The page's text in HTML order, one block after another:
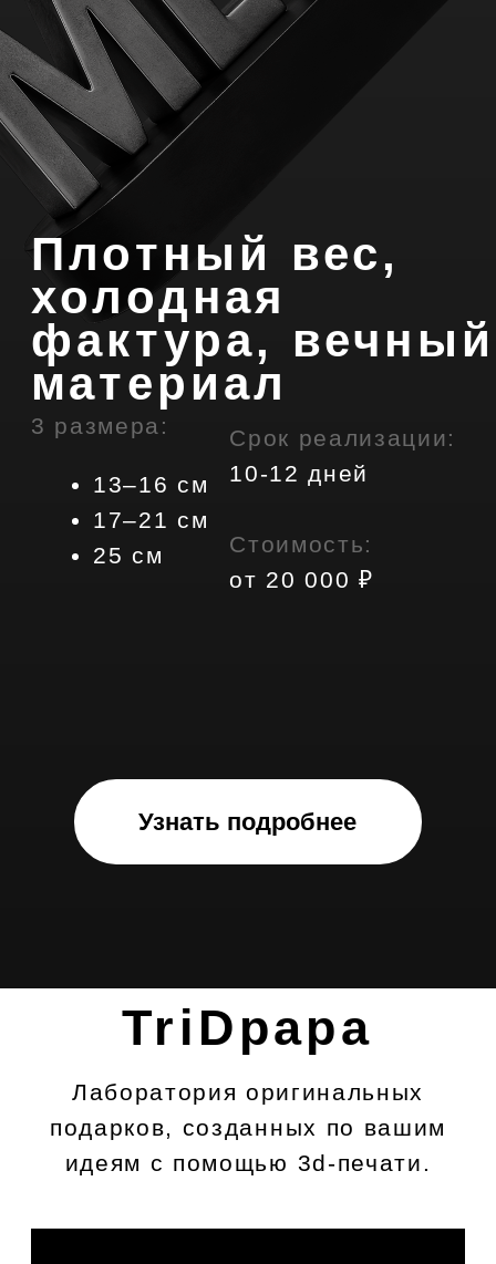
Воплощаем в реальность
ваши задумки
года
Этапы создания
индивидуального
заказа
Реализация любых ваших
пожеланий. Выберите текст,
гравировку, цвет и размер.
И получите вашу уникальную
Дополнительные опции замена
шрифта, замена формы подставки,
другой цвет гравировки, добавление
обсуждается индивидуально